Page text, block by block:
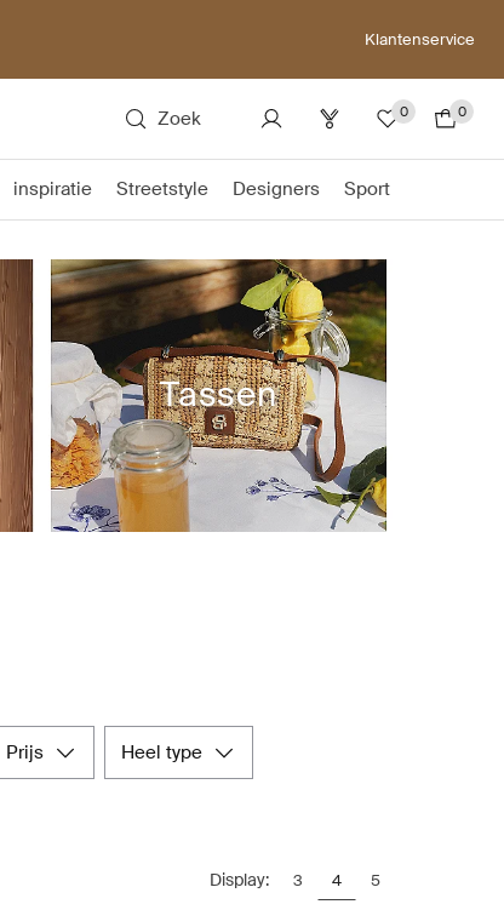
Klantenservice
Zoek 0 0
inspiratie Streetstyle Designers Sport
Tassen
prijs heel type
Display: 3 4 5